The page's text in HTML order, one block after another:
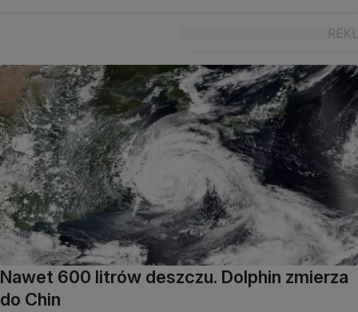
Nawet 600 litrów deszczu. Dolphin zmierza
do Chin